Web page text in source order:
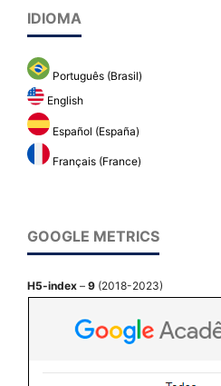
IDIOMA
Português (Brasil)
English
Español (España)
Français (France)
GOOGLE METRICS
H5-index – 9 (2018-2023)